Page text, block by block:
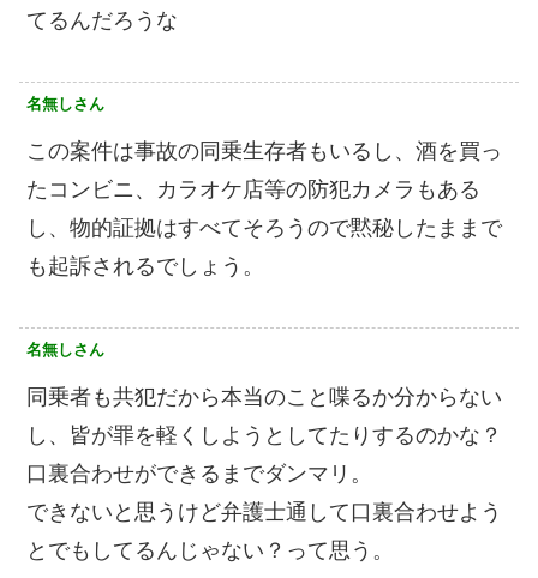
てるんだろうな
名無しさん
この案件は事故の同乗生存者もいるし、酒を買っ
たコンビニ、カラオケ店等の防犯カメラもある
し、物的証拠はすべてそろうので黙秘したままで
も起訴されるでしょう。
名無しさん
同乗者も共犯だから本当のこと喋るか分からない
し、皆が罪を軽くしようとしてたりするのかな？
口裏合わせができるまでダンマリ。
できないと思うけど弁護士通して口裏合わせよう
とでもしてるんじゃない？って思う。